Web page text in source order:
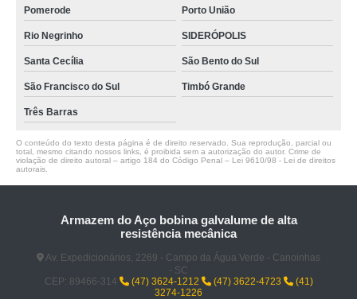
Pomerode Porto União
Rio Negrinho SIDERÓPOLIS
Santa Cecília São Bento do Sul
São Francisco do Sul Timbó Grande
Três Barras
O conteúdo do texto desta página é de direito reservado. Sua reprodução, parcial ou
total, mesmo citando nossos links, é proibida sem a autorização do autor. Crime de
violação de direito autoral – artigo 184 do Código Penal – Lei 9610/98 - Lei de direitos
autorais
Armazem do Aço bobina galvalume de alta
resistência mecânica
Av. Expedicionários, 2269 - Campo da Água Verde - Canoinhas
- SC
CEP: 89466-314
(47) 3624-1212 (47) 3622-4723
(41)
3274-1226